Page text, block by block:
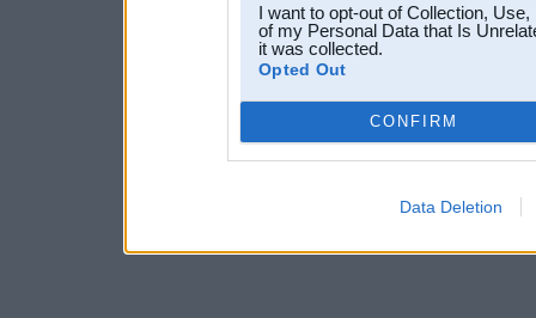
I want to opt-out of Collection,
of my Personal Data that Is
it was collected.
Opted Out
CONFIRM
Data Deletion